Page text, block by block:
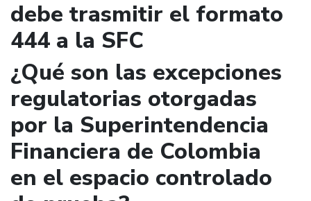
debe trasmitir el formato
444 a la SFC
¿Qué son las excepciones
regulatorias otorgadas
por la Superintendencia
Financiera de Colombia
en el espacio controlado